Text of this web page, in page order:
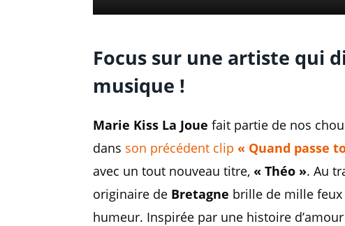
Focus sur une artiste qui
musique !
Marie Kiss La Joue fait partie de nos
dans son précédent clip « Quand passe
avec un tout nouveau titre, « Théo ». Au
originaire de Bretagne brille de mille
humeur. Inspirée par une histoire